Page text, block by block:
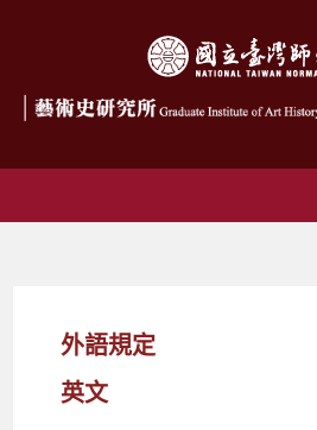
外語規定
英文